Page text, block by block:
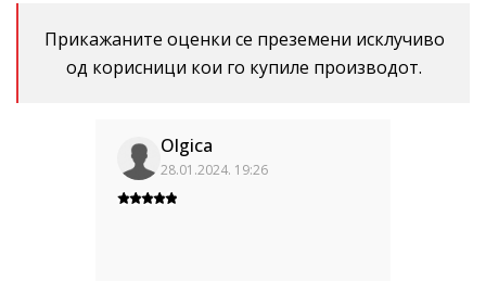
Прикажаните оценки се преземени исклучиво
од корисници кои го купиле производот.
Olgica
28.01.2024. 19:26